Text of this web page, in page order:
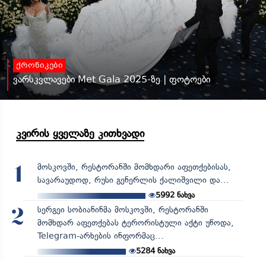
ქრონიკები
ვარსკვლავები Met Gala 2025-ზე | ფოტოები
კვირის ყველაზე კითხვადი
1
მოსკოვში, რესტორანში მომხდარი აფეთქებისას,
სავარაუდოდ, რუსი გენერლის ქალიშვილი და...
5992 ნახვა
2
სერგეი სობიანინმა მოსკოვში, რესტორანში
მომხდარ აფეთქებას ტერორისტული აქტი უწოდა,
Telegram-არხების ინფორმაც...
5284ნახვა